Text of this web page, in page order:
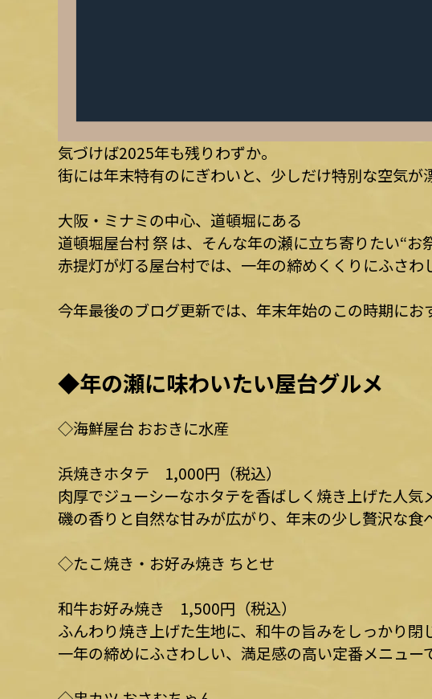
気づけば2025年も残りわずか。
街には年末特有のにぎわいと、少しだけ特別な空気が
大阪・ミナミの中心、道頓堀にある
道頓堀屋台村 祭 は、そんな年の瀬に立ち寄りたい“お
赤提灯が灯る屋台村では、一年の締めくくりにふさわ
今年最後のブログ更新では、年末年始のこの時期にお
◆年の瀬に味わいたい屋台グルメ
◇海鮮屋台 おおきに水産
浜焼きホタテ 1,000円（税込）
肉厚でジューシーなホタテを香ばしく焼き上げた人気
磯の香りと自然な甘みが広がり、年末の少し贅沢な食
◇たこ焼き・お好み焼き ちとせ
和牛お好み焼き 1,500円（税込）
ふんわり焼き上げた生地に、和牛の旨みをしっかり閉
一年の締めにふさわしい、満足感の高い定番メニュー